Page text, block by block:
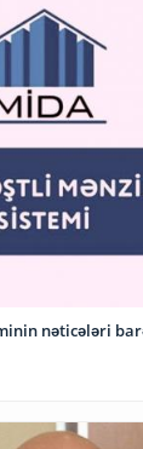
nəticələri